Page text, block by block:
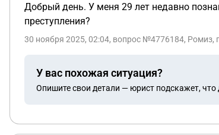
Добрый день. У меня 29 лет недавно
преступления?
30 ноября 2025, 02:04, вопрос №4776184, Ромиз,
У вас похожая ситуация?
Опишите свои детали — юрист подскажет, что